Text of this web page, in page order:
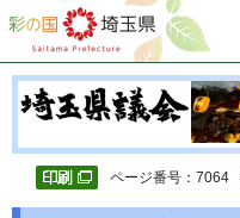
彩の国 埼玉県
ページ番号：7064